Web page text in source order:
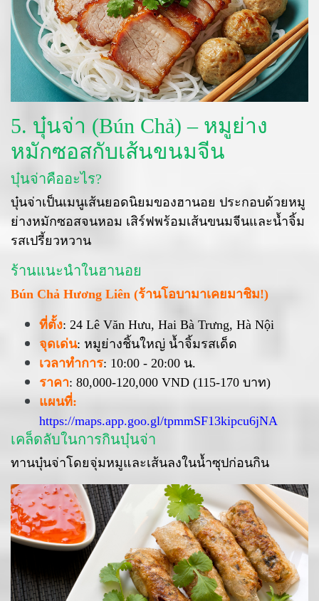
5. บุ๋นจ่า (Bún Chả) – หมูย่าง
หมักซอสกับเส้นขนมจีน
บุ๋นจ่าคืออะไร?
บุ๋นจ่าเป็นเมนูเส้นยอดนิยมของฮานอย ประกอบด้วยหมู
ย่างหมักซอสจนหอม เสิร์ฟพร้อมเส้นขนมจีนและน้ำจิ้ม
รสเปรี้ยวหวาน
ร้านแนะนำในฮานอย
Bún Chả Hương Liên (ร้านโอบามาเคยมาชิม!)
ที่ตั้ง: 24 Lê Văn Hưu, Hai Bà Trưng, Hà Nội
จุดเด่น: หมูย่างชิ้นใหญ่ น้ำจิ้มรสเด็ด
เวลาทำการ: 10:00 - 20:00 น.
ราคา: 80,000-120,000 VND (115-170 บาท)
แผนที่:
https://maps.app.goo.gl/tpmmSF13kipcu6jNA
เคล็ดลับในการกินบุ๋นจ่า
ทานบุ๋นจ่าโดยจุ่มหมูและเส้นลงในน้ำซุปก่อนกิน